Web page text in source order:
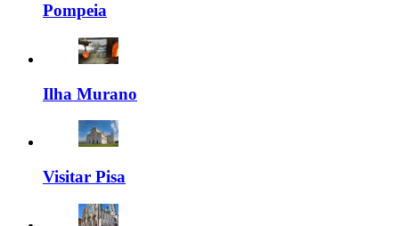
Pompeia
Ilha Murano
Visitar Pisa